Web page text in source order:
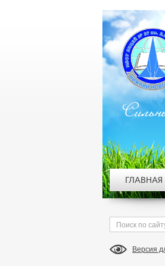
Версия
ГЛАВНАЯ